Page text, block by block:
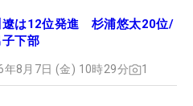
遼は12位発進 杉浦悠太20位/
下部
年8月7日 (金) 10時29分 1